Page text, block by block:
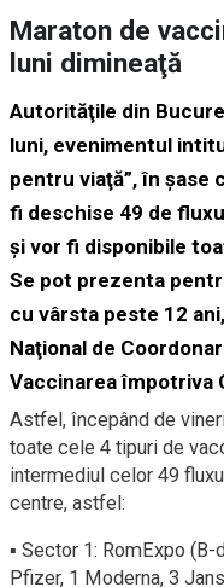
Maraton de
luni dimineaţă
Autorităţile din
luni, evenimentul
pentru viaţă”, în şase
fi deschise 49 de
şi vor fi disponibile
Se pot prezenta
cu vârsta peste 12
Naţional de
Vaccinarea împotriva
Astfel, începând de
toate cele 4 tipuri de
intermediul celor 49
centre, astfel:
▪ Sector 1: RomExpo
Pfizer, 1 Moderna, 3